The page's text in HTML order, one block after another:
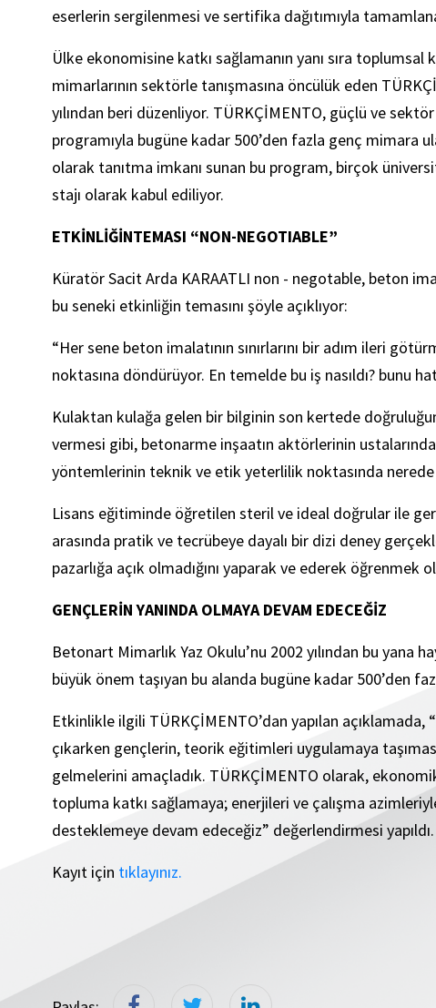
eserlerin sergilenmesi ve sertifika dağıtımıyla
Ülke ekonomisine katkı sağlamanın yanı sıra
mimarlarının sektörle tanışmasına öncülük eden
yılından beri düzenliyor. TÜRKÇİMENTO, güçlü ve
programıyla bugüne kadar 500’den fazla genç mimara
olarak tanıtma imkanı sunan bu program, birçok
stajı olarak kabul ediliyor.
ETKİNLİĞİNTEMASI “NON-NEGOTIABLE”
Küratör Sacit Arda KARAATLI non - negotable, beton
bu seneki etkinliğin temasını şöyle açıklıyor:
“Her sene beton imalatının sınırlarını bir adım ileri
noktasına döndürüyor. En temelde bu iş nasıldı? bunu
Kulaktan kulağa gelen bir bilginin son kertede
vermesi gibi, betonarme inşaatın aktörlerinin
yöntemlerinin teknik ve etik yeterlilik noktasında
Lisans eğitiminde öğretilen steril ve ideal doğrular ile
arasında pratik ve tecrübeye dayalı bir dizi deney
pazarlığa açık olmadığını yaparak ve ederek öğrenmek
GENÇLERİN YANINDA OLMAYA DEVAM EDECEĞİZ
Betonart Mimarlık Yaz Okulu’nu 2002 yılından bu
büyük önem taşıyan bu alanda bugüne kadar 500’den
Etkinlikle ilgili TÜRKÇİMENTO’dan yapılan
çıkarken gençlerin, teorik eğitimleri uygulamaya
gelmelerini amaçladık. TÜRKÇİMENTO olarak,
topluma katkı sağlamaya; enerjileri ve çalışma
desteklemeye devam edeceğiz” değerlendirmesi yapıldı.
Kayıt için tıklayınız.